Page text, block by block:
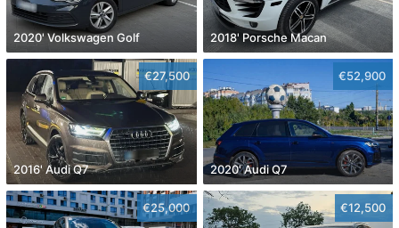
2020' Volkswagen Golf 2018' Porsche Macan
€27,500
2016' Audi Q7
€52,900
2020' Audi Q7
€25,000 €12,500